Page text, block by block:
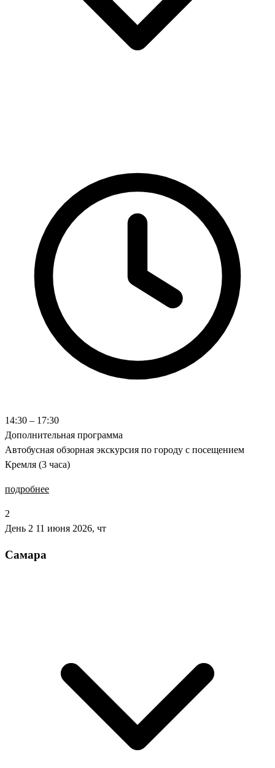
14:30 – 17:30
Дополнительная программа
Автобусная обзорная экскурсия по городу с посещением
Кремля (3 часа)
подробнее
2
День 2 11 июня 2026, чт
Самара